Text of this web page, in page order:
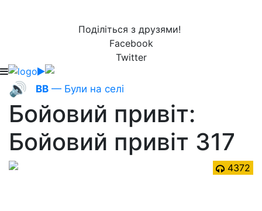
Поділіться з друзями!
Facebook
Twitter
🔊 ВВ — Були на селі
Бойовий привіт:
Бойовий привіт 317
4372